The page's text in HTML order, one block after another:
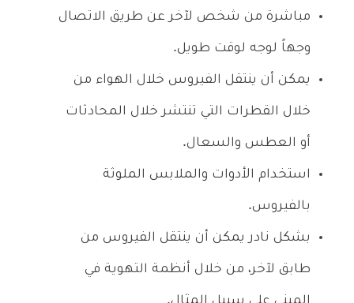
مباشرة من شخص لآخر عن طريق الاتصال
وجهاً لوجه لوقت طويل.
يمكن أن ينتقل الفيروس خلال الهواء من
خلال القطرات التي تنتشر خلال المحادثات
أو العطس والسعال.
استخدام الأدوات والملابس الملوثة
بالفيروس.
بشكل نادر يمكن أن ينتقل الفيروس من
طابق لآخر، من خلال أنظمة التهوية في